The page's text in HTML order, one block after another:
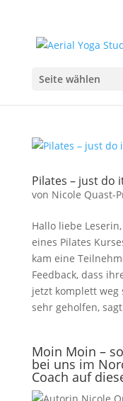
Seite wählen
Pilates – just do
von Nicole Quast-
Hallo liebe
eines Pilates
kam eine
Feedback, dass
jetzt komplett weg
sehr geholfen,
Moin Moin –
bei uns im
Coach auf